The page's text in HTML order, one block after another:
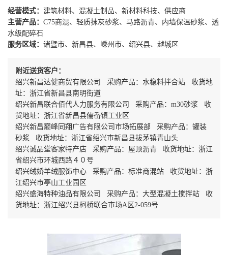
经营模式： 建筑材料、混凝土制品、新材料科技、供应商
主营产品： C75商混、轻质抹灰砂浆、马路沥青、内墙保温砂浆、透
水级配碎石
服务区域： 诸暨市、新昌县、嵊州市、绍兴县、越城区
附近送货客户：
绍兴新昌达健商贸有限公司 采购产品：水稳料拌合站 收货地
址：浙江省新昌县南明街道
绍兴新昌联合佰代人力服务有限公司 采购产品：m30砂浆 收
货地址：浙江省新昌县儒岙镇工业区
绍兴新昌巅峰同翔广告有限公司市场拓展部 采购产品：罐装
砂浆 收货地址：浙江省绍兴市新昌县拔茅镇青山头
绍兴诚品堂客家特产店 采购产品：屋顶沥青 收货地址：浙江
省绍兴市环城西路４０号
绍兴绒娇羊绒服饰中心 采购产品：标准商混站 收货地址：浙
江绍兴市亭山工业园区
绍兴盛海特种油品有限公司 采购产品：大型混凝土搅拌站 收
货地址：浙江绍兴县柯桥联合市场A区2-059号